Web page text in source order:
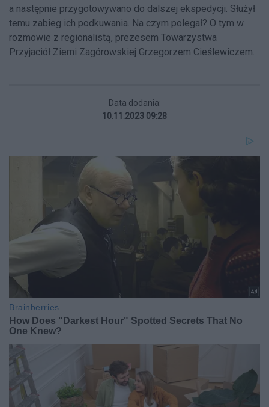
a następnie przygotowywano do dalszej ekspedycji. Służył
temu zabieg ich podkuwania. Na czym polegał? O tym w
rozmowie z regionalistą, prezesem Towarzystwa
Przyjaciół Ziemi Zagórowskiej Grzegorzem Cieślewiczem.
Data dodania:
10.11.2023 09:28